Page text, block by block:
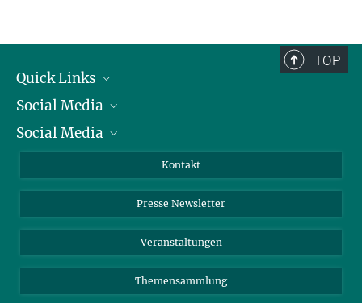
TOP
Quick Links
Präsident
Zahlen und Fakten
Meldestelle Fehlverhalten
Social Media
Bluesky
Social Media
YouTube
Kontakt
Presse Newsletter
Veranstaltungen
Themensammlung